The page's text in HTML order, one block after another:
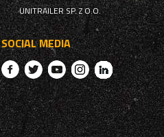
UNITRAILER SP. Z O.O.
SOCIAL MEDIA